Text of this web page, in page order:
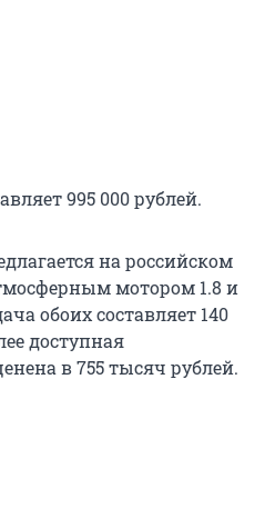
995 000 рублей.
на российском
мотором 1.8 и
обоих составляет 140
доступная
в 755 тысяч рублей.